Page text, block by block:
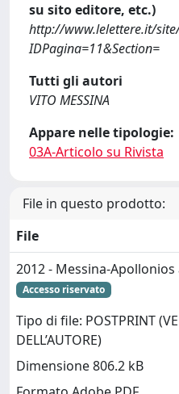
su sito editore, etc.)
http://www.lelettere.it/
IDPagina=11&Section=
Tutti gli autori
VITO MESSINA
Appare nelle tipologie:
03A-Articolo su Rivista
File in questo prodotto:
File
2012 - Messina-
Accesso riservato
Tipo di file: POSTPRINT
DELL’AUTORE)
Dimensione 806.2 kB